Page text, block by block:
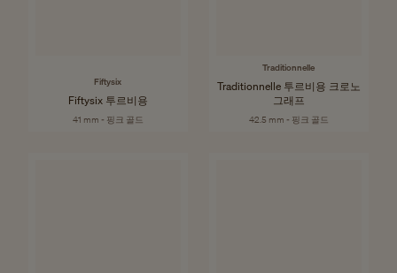
Fiftysix
Fiftysix 투르비용
41 mm - 핑크 골드
Traditionnelle
Traditionnelle 투르비용 크로노
그래프
42.5 mm - 핑크 골드